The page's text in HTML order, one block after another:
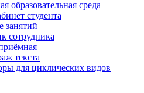
образовательная среда
студента
занятий
сотрудника
текста
для циклических видов